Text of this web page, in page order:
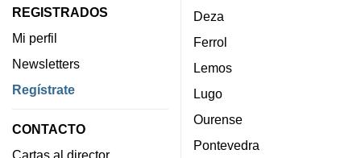
REGISTRADOS
Mi perfil
Newsletters
Regístrate
CONTACTO
Cartas al director
Deza
Ferrol
Lemos
Lugo
Ourense
Pontevedra